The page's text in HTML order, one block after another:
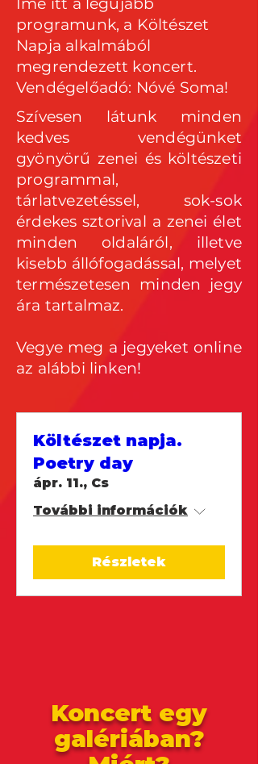
Íme itt a legújabb
programunk, a Költészet
Napja alkalmából
megrendezett koncert.
Vendégelőadó: Nóvé Soma!
Szívesen látunk minden
kedves vendégünket
gyönyörű zenei és költészeti
programmal,
tárlatvezetéssel, sok-sok
érdekes sztorival a zenei élet
minden oldaláról, illetve
kisebb állófogadással, melyet
természetesen minden jegy
ára tartalmaz.
Vegye meg a jegyeket online
az alábbi linken!
Költészet napja.
Poetry day
ápr. 11., Cs
További információk
Részletek
Koncert egy
galériában?